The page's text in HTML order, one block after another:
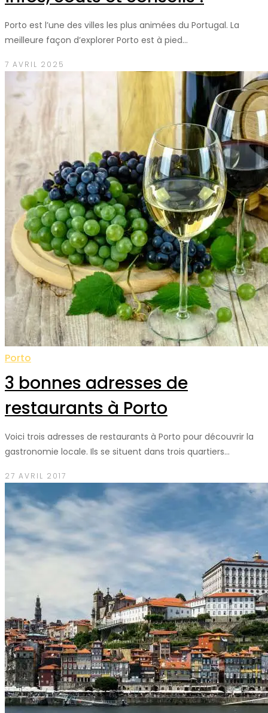
Porto est l’une des villes les plus animées du Portugal. La
meilleure façon d’explorer Porto est à pied…
7 AVRIL 2025
Porto
3 bonnes adresses de
restaurants à Porto
Voici trois adresses de restaurants à Porto pour découvrir la
gastronomie locale. Ils se situent dans trois quartiers…
27 AVRIL 2017